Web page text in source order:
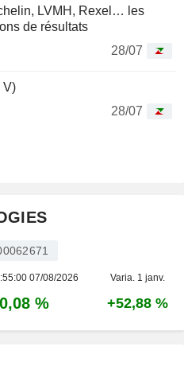
LVMH, Rexel… les
de résultats
28/07
V)
28/07
07/08/2026 Varia. 1 janv.
% +52,88 %